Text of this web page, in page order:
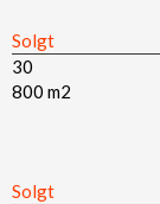
Solgt​
30
800 m2​
Solgt​